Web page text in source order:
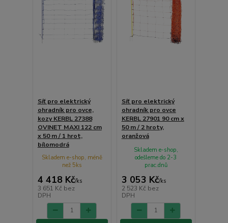
Síť pro elektrický
ohradník pro ovce,
kozy KERBL 27388
OVINET MAXI 122 cm
x 50 m / 1 hrot,
bílomodrá
4 418 Kč/ks
3 651 Kč bez
DPH
Skladem e-shop, méně
než 5ks
Síť pro elektrický
ohradník pro ovce
KERBL 27901 90 cm x
50 m / 2 hroty,
oranžová
3 053 Kč/ks
2 523 Kč bez
DPH
Skladem e-shop,
odešleme do 2-3
prac.dnů